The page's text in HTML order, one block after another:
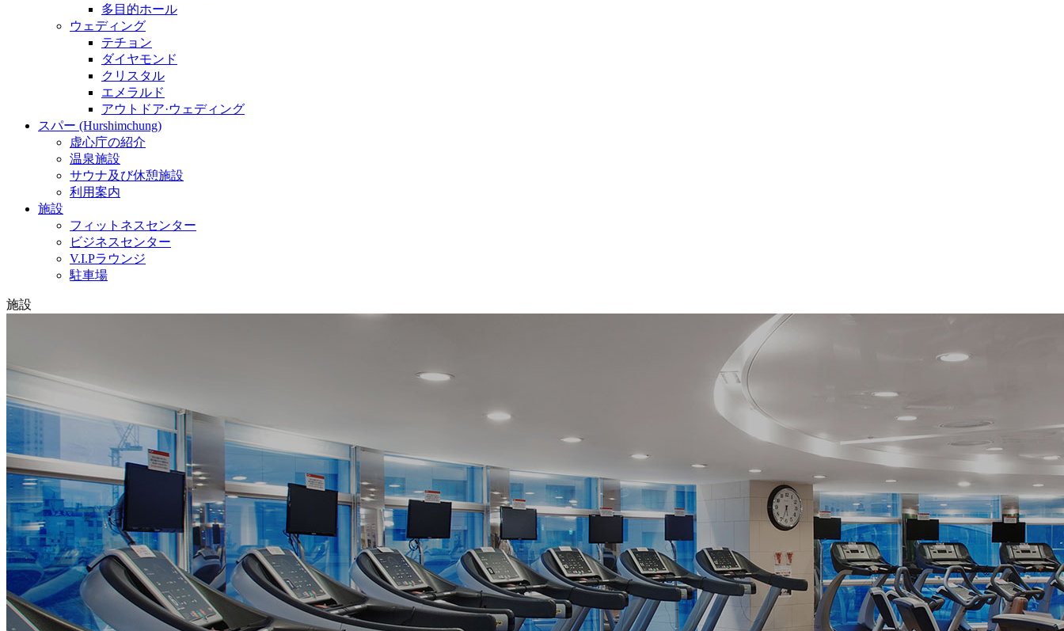
多目的ホール
ウェディング
テチョン
ダイヤモンド
クリスタル
エメラルド
アウトドア·ウェディング
スパー (Hurshimchung)
虚心庁の紹介
温泉施設
サウナ及び休憩施設
利用案内
施設
フィットネスセンター
ビジネスセンター
V.I.Pラウンジ
駐車場
施設